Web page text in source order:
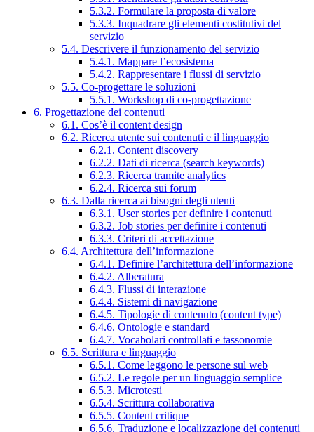
5.3.2. Formulare la proposta di valore
5.3.3. Inquadrare gli elementi costitutivi del
servizio
5.4. Descrivere il funzionamento del servizio
5.4.1. Mappare l’ecosistema
5.4.2. Rappresentare i flussi di servizio
5.5. Co-progettare le soluzioni
5.5.1. Workshop di co-progettazione
6. Progettazione dei contenuti
6.1. Cos’è il content design
6.2. Ricerca utente sui contenuti e il linguaggio
6.2.1. Content discovery
6.2.2. Dati di ricerca (search keywords)
6.2.3. Ricerca tramite analytics
6.2.4. Ricerca sui forum
6.3. Dalla ricerca ai bisogni degli utenti
6.3.1. User stories per definire i contenuti
6.3.2. Job stories per definire i contenuti
6.3.3. Criteri di accettazione
6.4. Architettura dell’informazione
6.4.1. Definire l’architettura dell’informazione
6.4.2. Alberatura
6.4.3. Flussi di interazione
6.4.4. Sistemi di navigazione
6.4.5. Tipologie di contenuto (content type)
6.4.6. Ontologie e standard
6.4.7. Vocabolari controllati e tassonomie
6.5. Scrittura e linguaggio
6.5.1. Come leggono le persone sul web
6.5.2. Le regole per un linguaggio semplice
6.5.3. Microtesti
6.5.4. Scrittura collaborativa
6.5.5. Content critique
6.5.6. Traduzione e localizzazione dei contenuti